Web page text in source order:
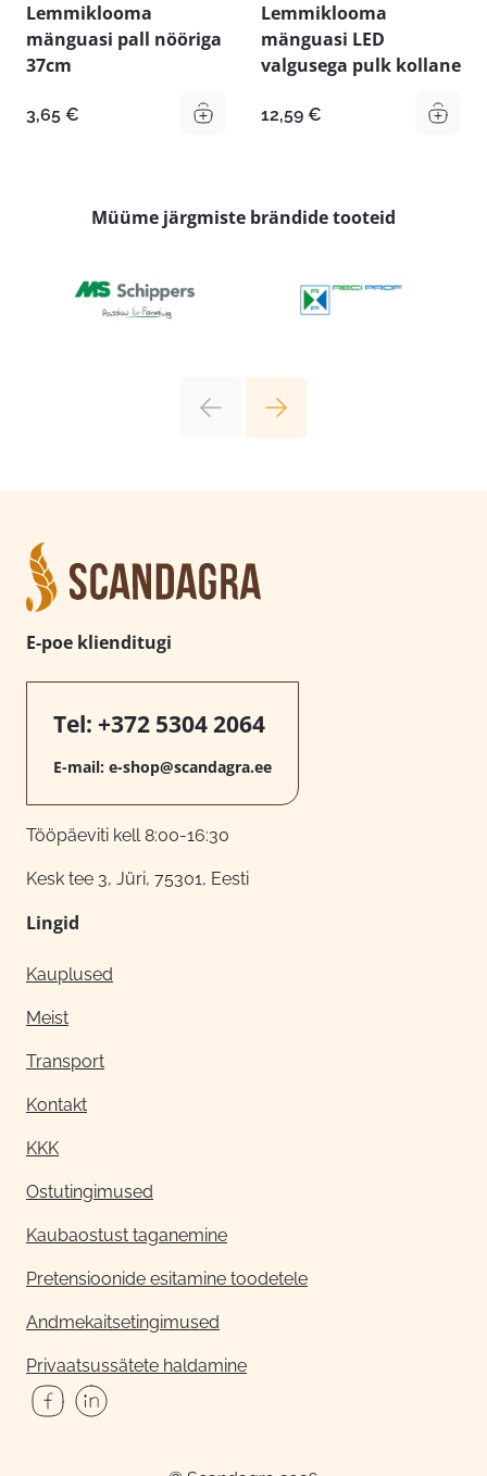
Lemmiklooma
mänguasi pall nööriga
37cm
3,65 €
Lemmiklooma
mänguasi LED
valgusega pulk kollane
12,59 €
Müüme järgmiste brändide tooteid
E-poe klienditugi
Tel: +372 5304 2064
E-mail: e-shop@scandagra.ee
Tööpäeviti kell 8:00-16:30
Kesk tee 3, Jüri, 75301, Eesti
Lingid
Kauplused
Meist
Transport
Kontakt
KKK
Ostutingimused
Kaubaostust taganemine
Pretensioonide esitamine toodetele
Andmekaitsetingimused
Privaatsussätete haldamine